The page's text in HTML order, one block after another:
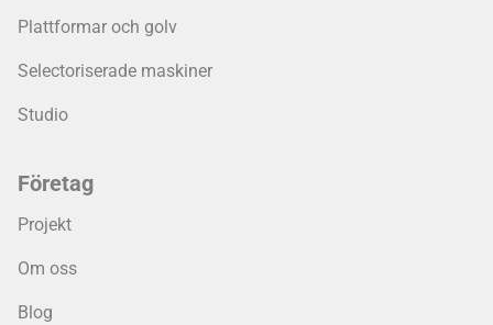
Plattformar och golv
Selectoriserade maskiner
Studio
Företag
Projekt
Om oss
Blog